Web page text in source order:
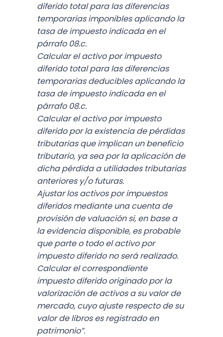
diferido total para las diferencias
temporarias imponibles aplicando la
tasa de impuesto indicada en el
párrafo 08.c.
Calcular el activo por impuesto
diferido total para las diferencias
temporarias deducibles aplicando la
tasa de impuesto indicada en el
párrafo 08.c.
Calcular el activo por impuesto
diferido por la existencia de pérdidas
tributarias que implican un beneficio
tributario, ya sea por la aplicación de
dicha pérdida a utilidades tributarias
anteriores y/o futuras.
Ajustar los activos por impuestos
diferidos mediante una cuenta de
provisión de valuación si, en base a
la evidencia disponible, es probable
que parte o todo el activo por
impuesto diferido no será realizado.
Calcular el correspondiente
impuesto diferido originado por la
valorización de activos a su valor de
mercado, cuyo ajuste respecto de su
valor de libros es registrado en
patrimonio”.